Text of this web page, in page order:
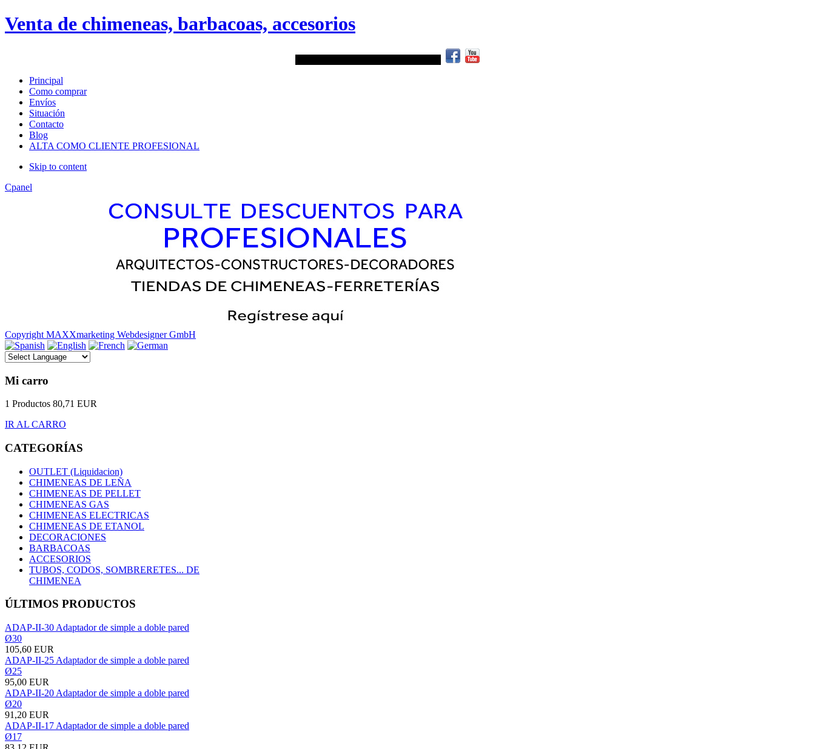
Venta de chimeneas, barbacoas, accesorios
Principal
Como comprar
Envíos
Situación
Contacto
Blog
ALTA COMO CLIENTE PROFESIONAL
Skip to content
Layout
Menu Style
Mega
Css
Dropline
Cpanel
Copyright MAXXmarketing Webdesigner GmbH
Mi carro
1 Productos 80,71 EUR
IR AL CARRO
CATEGORÍAS
OUTLET (Liquidacion)
CHIMENEAS DE LEÑA
CHIMENEAS DE PELLET
CHIMENEAS GAS
CHIMENEAS ELECTRICAS
CHIMENEAS DE ETANOL
DECORACIONES
BARBACOAS
ACCESORIOS
TUBOS, CODOS, SOMBRERETES... DE
CHIMENEA
ÚLTIMOS PRODUCTOS
ADAP-II-30 Adaptador de simple a doble pared
Ø30
105,60 EUR
ADAP-II-25 Adaptador de simple a doble pared
Ø25
95,00 EUR
ADAP-II-20 Adaptador de simple a doble pared
Ø20
91,20 EUR
ADAP-II-17 Adaptador de simple a doble pared
Ø17